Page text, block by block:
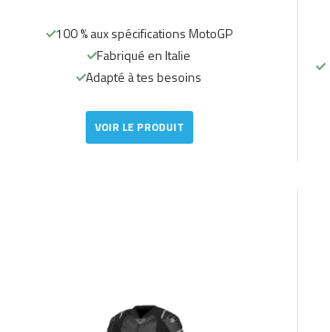
100 % aux spécifications MotoGP
Fabriqué en Italie
Adapté à tes besoins
VOIR LE PRODUIT